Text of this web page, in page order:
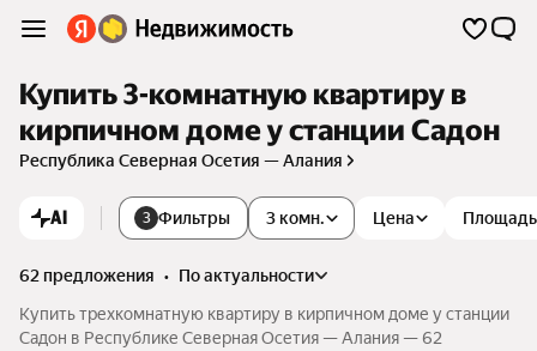
Купить 3-комнатную квартиру в
кирпичном доме у станции Садон
Республика Северная Осетия — Алания
AI 3 Фильтры 3 комн. Цена Площадь
62 предложения •
по актуальности
Купить трехкомнатную квартиру в кирпичном доме у станции
Садон в Республике Северная Осетия — Алания — 62